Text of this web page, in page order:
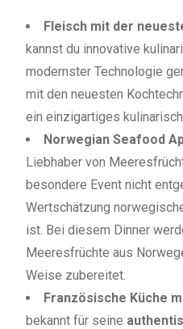
Fleisch mit der
kannst du innovative
modernster Technologie
mit den neuesten
ein einzigartiges
Norwegian Seafood
Liebhaber von
besondere Event nicht
Wertschätzung
ist. Bei diesem Dinner
Meeresfrüchte aus
Weise zubereitet.
Französische Küche
bekannt für seine